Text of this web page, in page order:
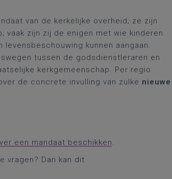
van de kerkelijke overheid; ze zijn
vaak zijn zij de enigen met wie kinderen
kunnen aangaan.
tussen de godsdienstleraren en
kerkgemeenschap. Per regio
de concrete invulling van zulke nieuwe
een mandaat beschikken.
vragen? Dan kan dit